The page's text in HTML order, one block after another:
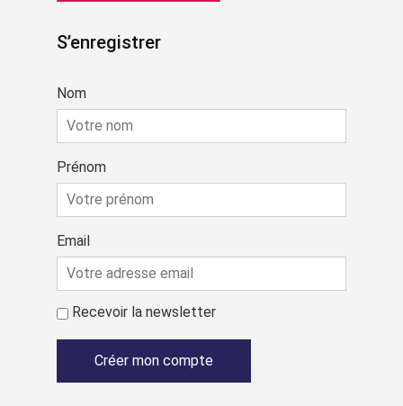
S’enregistrer
Nom
Prénom
Email
Recevoir la newsletter